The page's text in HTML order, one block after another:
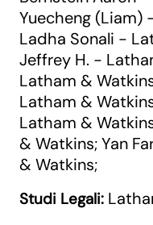
Yuecheng (Liam)
Ladha Sonali -
Jeffrey H. -
Latham &
Latham &
Latham &
& Watkins; Yan
& Watkins;
Studi Legali: